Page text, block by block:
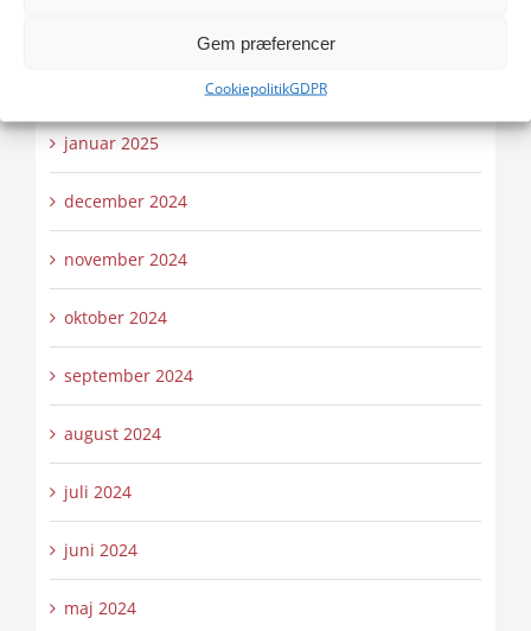
Gem præferencer
CookiepolitikGDPR
januar 2025
december 2024
november 2024
oktober 2024
september 2024
august 2024
juli 2024
juni 2024
maj 2024